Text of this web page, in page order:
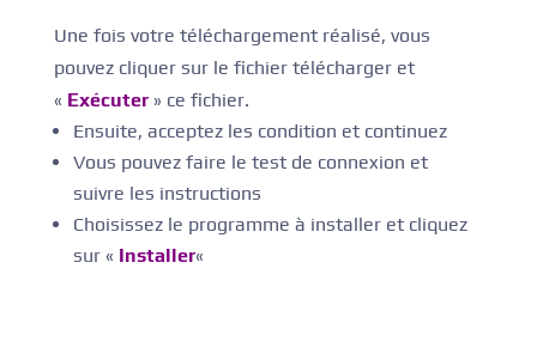
Une fois votre téléchargement réalisé, vous
pouvez cliquer sur le fichier télécharger et
« Exécuter» ce fichier.
Ensuite, acceptez les condition et continuez
Vous pouvez faire le test de connexion et
suivre les instructions
Choisissez le programme à installer et cliquez
sur « Installer«